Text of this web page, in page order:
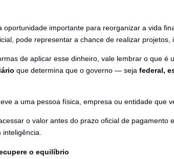
importante para reorganizar a vida
pode representar a chance de realizar projetos,
de aplicar esse dinheiro, vale lembrar o que é
que determina que o governo — seja federal,
a uma pessoa física, empresa ou entidade que
o valor antes do prazo oficial de pagamento
o equilíbrio